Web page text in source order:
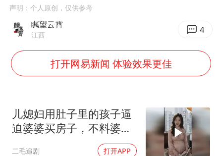
胡彦斌获《歌手2026》歌王
胜宏科技：股票交易异常波动
美股存储板块集体大跌
东航：国内客票提前14天免费退改
日本试射“战斧”导弹，国防部回应
胡彦斌韩磊 谁帮谁
夯实基础开新局
声明：个人原创，仅供参考
瞩望云霄
江西 4
打开网易新闻 体验效果更佳
儿媳妇用肚子里的孩子逼
迫婆婆买房子，不料婆婆
二毛追剧 打开APP